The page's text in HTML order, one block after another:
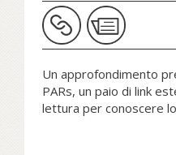
Un approfondimento
PARs, un paio di link
lettura per conoscere